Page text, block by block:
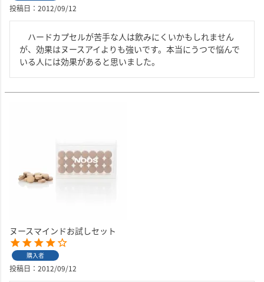
投稿日 2012/09/12
ハードカプセルが苦手な人は飲みにくいかもしれません
が、効果はヌースアイよりも強いです。本当にうつで悩んで
いる人には効果があると思いました。
ヌースマインドお試しセット
購入者
投稿日 2012/09/12